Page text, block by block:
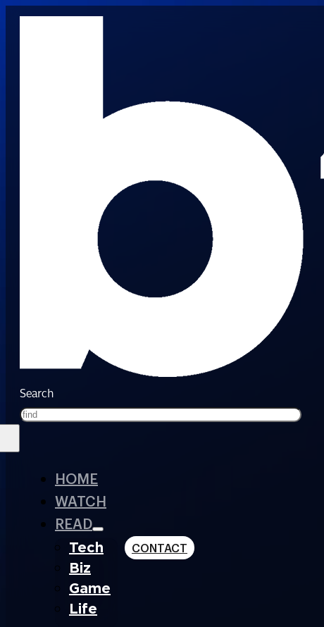
Search
HOME
WATCH
READ
Tech
Biz
Game
Life
CONTACT